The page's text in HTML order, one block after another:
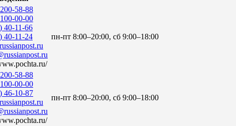
58-88
00-00
40-11-66
40-11-24
пн-пт 8:00–20:00, сб 9:00–18:00
58-88
00-00
46-10-87
пн-пт 8:00–20:00, сб 9:00–18:00